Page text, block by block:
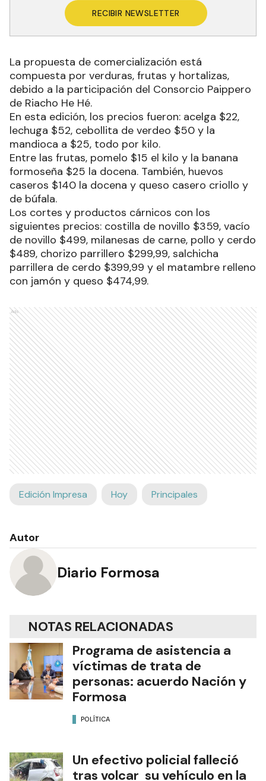
RECIBIR NEWSLETTER
La propuesta de comercialización está
compuesta por verduras, frutas y hortalizas,
debido a la participación del Consorcio Paippero
de Riacho He Hé.
En esta edición, los precios fueron: acelga $22,
lechuga $52, cebollita de verdeo $50 y la
mandioca a $25, todo por kilo.
Entre las frutas, pomelo $15 el kilo y la banana
formoseña $25 la docena. También, huevos
caseros $140 la docena y queso casero criollo y
de búfala.
Los cortes y productos cárnicos con los
siguientes precios: costilla de novillo $359, vacío
de novillo $499, milanesas de carne, pollo y cerdo
$489, chorizo parrillero $299,99, salchicha
parrillera de cerdo $399,99 y el matambre relleno
con jamón y queso $474,99.
Ads
Edición Impresa Hoy Principales
Autor
Diario Formosa
NOTAS RELACIONADAS
Programa de asistencia a
víctimas de trata de
personas: acuerdo Nación y
Formosa
POLÍTICA
Un efectivo policial falleció
tras volcar su vehículo en la